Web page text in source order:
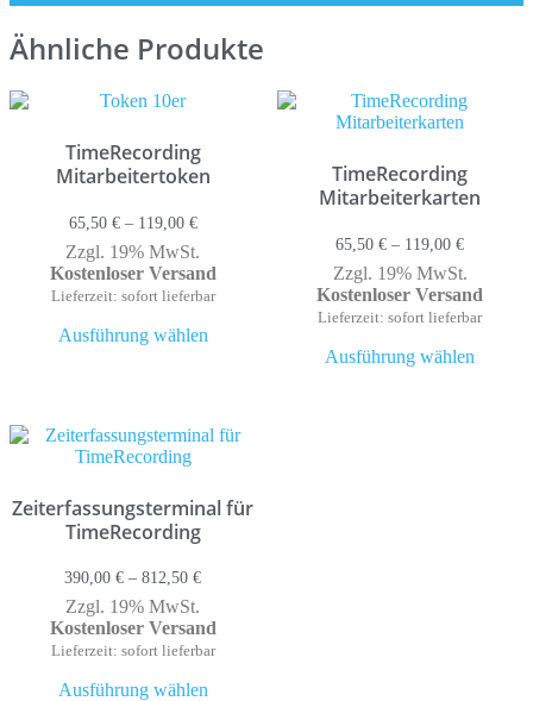
Ähnliche Produkte
TimeRecording
Mitarbeitertoken
65,50 € – 119,00 €Preisspanne:
bis
119,00 €
Zzgl. 19% MwSt.
Kostenloser Versand
Lieferzeit: sofort lieferbar
Ausführung wählenProdukt
Die
auf
TimeRecording
Mitarbeiterkarten
65,50€ – 119,00€
bis
119,00 €
Zzgl. 19% MwSt.
Kostenloser Versand
Lieferzeit: sofort lieferbar
Ausführung wählenProdukt
Zeiterfassungsterminal für
TimeRecording
390,00€ –812,50€Preisspanne:
812,50 €
Zzgl. 19% MwSt.
Kostenloser Versand
Lieferzeit: sofort lieferbar
Ausführung wählenProdukt